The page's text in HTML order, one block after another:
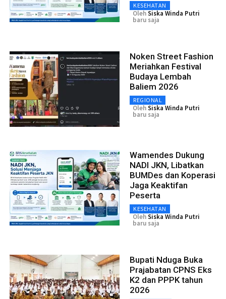
KESEHATAN
OlehSiska Winda Putri
baru saja
Noken Street Fashion
Meriahkan Festival
Budaya Lembah
Baliem 2026
REGIONAL
OlehSiska Winda Putri
baru saja
Wamendes Dukung
NADI JKN, Libatkan
BUMDes dan Koperasi
Jaga Keaktifan
Peserta
KESEHATAN
OlehSiska Winda Putri
baru saja
Bupati Nduga Buka
Prajabatan CPNS Eks
K2 dan PPPK tahun
2026